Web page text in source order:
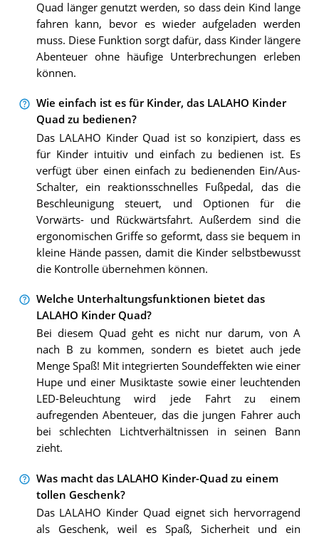
Quad länger genutzt werden, so dass dein Kind lange
fahren kann, bevor es wieder aufgeladen werden
muss. Diese Funktion sorgt dafür, dass Kinder längere
Abenteuer ohne häufige Unterbrechungen erleben
können.
Wie einfach ist es für Kinder, das LALAHO Kinder
Quad zu bedienen?
Das LALAHO Kinder Quad ist so konzipiert, dass es
für Kinder intuitiv und einfach zu bedienen ist. Es
verfügt über einen einfach zu bedienenden Ein/Aus-
Schalter, ein reaktionsschnelles Fußpedal, das die
Beschleunigung steuert, und Optionen für die
Vorwärts- und Rückwärtsfahrt. Außerdem sind die
ergonomischen Griffe so geformt, dass sie bequem in
kleine Hände passen, damit die Kinder selbstbewusst
die Kontrolle übernehmen können.
Welche Unterhaltungsfunktionen bietet das
LALAHO Kinder Quad?
Bei diesem Quad geht es nicht nur darum, von A
nach B zu kommen, sondern es bietet auch jede
Menge Spaß! Mit integrierten Soundeffekten wie einer
Hupe und einer Musiktaste sowie einer leuchtenden
LED-Beleuchtung wird jede Fahrt zu einem
aufregenden Abenteuer, das die jungen Fahrer auch
bei schlechten Lichtverhältnissen in seinen Bann
zieht.
Was macht das LALAHO Kinder-Quad zu einem
tollen Geschenk?
Das LALAHO Kinder Quad eignet sich hervorragend
als Geschenk, weil es Spaß, Sicherheit und ein